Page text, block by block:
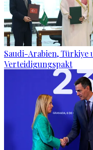
Saudi-Arabien, Türkiye
Verteidigungspakt